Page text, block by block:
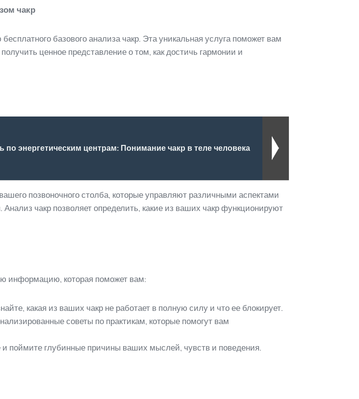
чакр
базового анализа чакр. Эта уникальная услуга поможет вам
ценное представление о том, как достичь гармонии и
по энергетическим центрам: Понимание чакр в теле человека
позвоночного столба, которые управляют различными аспектами
чакр позволяет определить, какие из ваших чакр функционируют
информацию, которая поможет вам:
какая из ваших чакр не работает в полную силу и что ее блокирует.
советы по практикам, которые помогут вам
и поймите глубинные причины ваших мыслей, чувств и поведения.